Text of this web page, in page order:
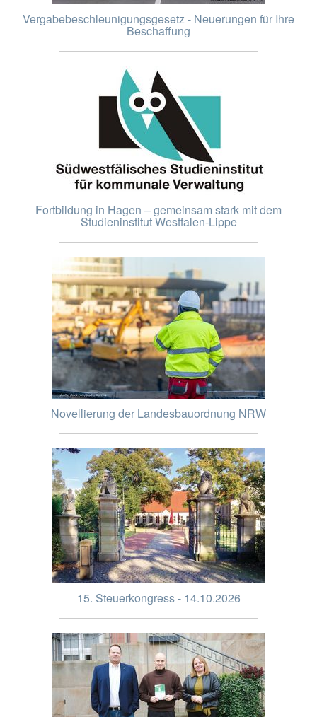
Vergabebeschleunigungsgesetz - Neuerungen für Ihre
Beschaffung
Fortbildung in Hagen – gemeinsam stark mit dem
Studieninstitut Westfalen-Lippe
Novellierung der Landesbauordnung NRW
15. Steuerkongress - 14.10.2026